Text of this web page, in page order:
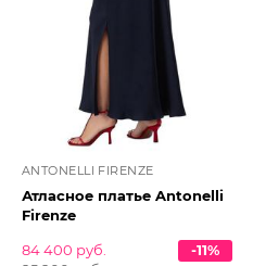
ANTONELLI FIRENZE
Атласное платье Antonelli
Firenze
84 400 руб.
-11%